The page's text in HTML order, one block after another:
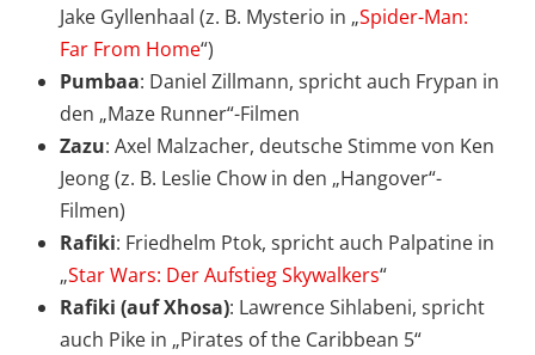
Jake Gyllenhaal (z. B. Mysterio in „Spider-Man:
Far From Home“)
Pumbaa: Daniel Zillmann, spricht auch Frypan in
den „Maze Runner“-Filmen
Zazu: Axel Malzacher, deutsche Stimme von Ken
Jeong (z. B. Leslie Chow in den „Hangover“-
Filmen)
Rafiki: Friedhelm Ptok, spricht auch Palpatine in
„Star Wars: Der Aufstieg Skywalkers“
Rafiki (auf Xhosa): Lawrence Sihlabeni, spricht
auch Pike in „Pirates of the Caribbean 5“